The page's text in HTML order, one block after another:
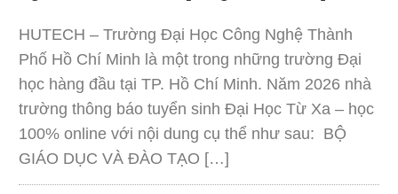
HUTECH – Trường Đại Học Công Nghệ Thành
Phố Hồ Chí Minh là một trong những trường Đại
học hàng đầu tại TP. Hồ Chí Minh. Năm 2026 nhà
trường thông báo tuyển sinh Đại Học Từ Xa – học
100% online với nội dung cụ thể như sau: BỘ
GIÁO DỤC VÀ ĐÀO TẠO […]